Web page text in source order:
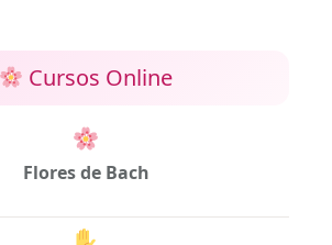
Cursos Online
Flores de Bach